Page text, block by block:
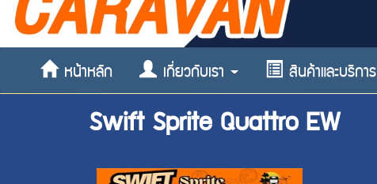
หน้าหลัก เกี่ยวกับเรา สินค้าและบริการ
Swift Sprite Quattro EW